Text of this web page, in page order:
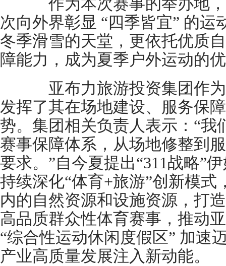
作为本次赛事的举办地，
次向外界彰显 “四季皆宜” 的运
冬季滑雪的天堂，更依托优质
障能力，成为夏季户外运动的
亚布力旅游投资集团作为
发挥了其在场地建设、服务保
势。集团相关负责人表示：“我
赛事保障体系，从场地修整到
要求。”自今夏提出“311战略”
持续深化“体育+旅游”创新模
内的自然资源和设施资源，打
高品质群众性体育赛事，推动
“综合性运动休闲度假区” 加速
产业高质量发展注入新动能。